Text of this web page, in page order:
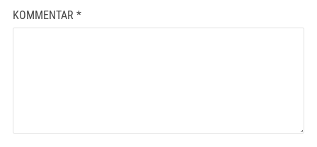
KOMMENTAR *